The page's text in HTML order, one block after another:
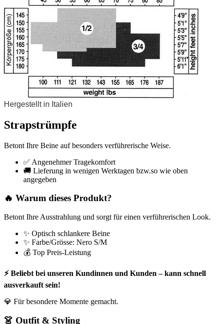
Hergestellt in Italien
Strapstrümpfe
Betont Ihre Beine auf besonders verführerische Weise.
✅ Angenehmer Tragekomfort
🚚 Lieferung in wenigen Werktagen bzw.so wie oben
angegeben
🔥 Warum dieses Produkt?
Betont Ihre Ausstrahlung und sorgt für einen verführerischen Look.
✨ Optisch schlankere Beine
✨ Farbe/Grösse: Nero S/M
💰 Top Preis-Leistung
⚡ Beliebt bei unseren Kundinnen und Kunden – kann schnell
ausverkauft sein!
💎 Für besondere Momente gemacht.
👗 Outfit & Styling